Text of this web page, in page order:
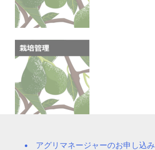
アグリマネージャーのお申し込み